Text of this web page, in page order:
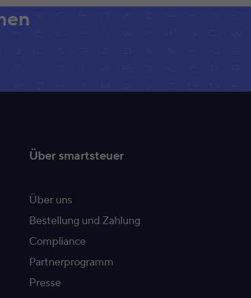
Über smartsteuer
Über uns
Bestellung und Zahlung
Compliance
Partnerprogramm
Presse